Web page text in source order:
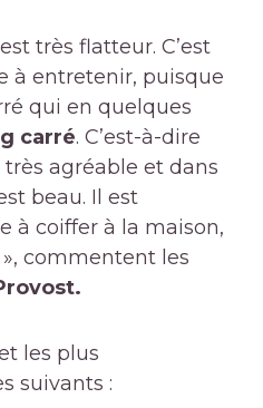
très flatteur. C’est
à entretenir, puisque
qui en quelques
carré. C’est-à-dire
agréable et dans
beau. Il est
à coiffer à la maison,
commentent les
les plus
suivants :